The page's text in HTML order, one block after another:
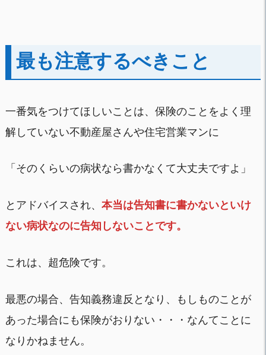
最も注意するべきこと
一番気をつけてほしいことは、保険のことをよく理
解していない不動産屋さんや住宅営業マンに
「そのくらいの病状なら書かなくて大丈夫ですよ」
とアドバイスされ、 本当は告知書に書かないといけ
ない病状なのに告知しないことです。
これは、超危険です。
最悪の場合、告知義務違反となり、もしものことが
あった場合にも保険がおりない・・・なんてことに
なりかねません。